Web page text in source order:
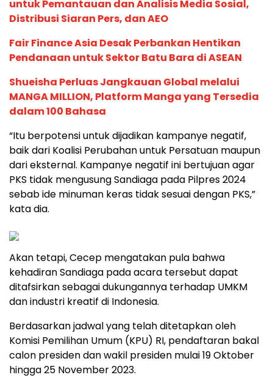
untuk Pemantauan dan Analisis Media Sosial,
Distribusi Siaran Pers, dan AEO
Fair Finance Asia Desak Perbankan Hentikan
Pendanaan untuk Sektor Batu Bara di ASEAN
Shueisha Perluas Jangkauan Global melalui
MANGA MILLION, Platform Manga yang Tersedia
dalam 100 Bahasa
“Itu berpotensi untuk dijadikan kampanye negatif,
baik dari Koalisi Perubahan untuk Persatuan maupun
dari eksternal. Kampanye negatif ini bertujuan agar
PKS tidak mengusung Sandiaga pada Pilpres 2024
sebab ide minuman keras tidak sesuai dengan PKS,”
kata dia.
Akan tetapi, Cecep mengatakan pula bahwa
kehadiran Sandiaga pada acara tersebut dapat
ditafsirkan sebagai dukungannya terhadap UMKM
dan industri kreatif di Indonesia.
Berdasarkan jadwal yang telah ditetapkan oleh
Komisi Pemilihan Umum (KPU) RI, pendaftaran bakal
calon presiden dan wakil presiden mulai 19 Oktober
hingga 25 November 2023.